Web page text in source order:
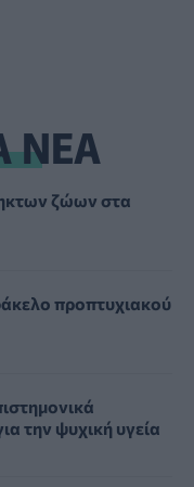
ΝΕΑ
ζώων στα
προπτυχιακού
την ψυχική υγεία